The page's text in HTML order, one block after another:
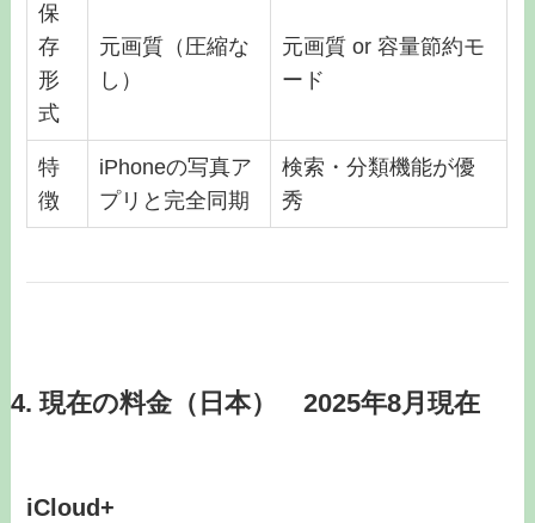
保
存
形
式
元画質（圧縮な
し）
元画質 or 容量節約モ
ード
特
徴
iPhoneの写真ア
プリと完全同期
検索・分類機能が優
秀
4. 現在の料金（日本） 2025年8月現在
iCloud+